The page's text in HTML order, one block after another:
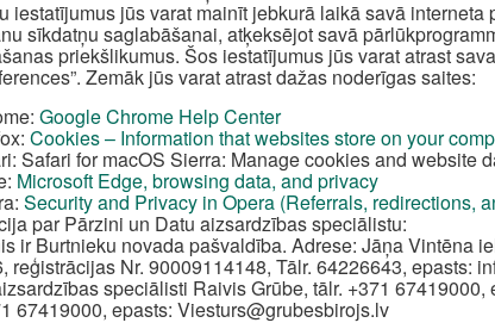
iestatījumus jūs varat mainīt jebkurā laikā savā
sīkdatņu saglabāšanai, atķeksējot savā
priekšlikumus. Šos iestatījumus jūs varat atrast
Zemāk jūs varat atrast dažas noderīgas saites:
Google Chrome Help Center
Cookies – Information that websites store on your
Safari for macOS Sierra: Manage cookies and website
Microsoft Edge, browsing data, and privacy
Security and Privacy in Opera (Referrals, redirections,
par Pārzini un Datu aizsardzības speciālistu:
ir Burtnieku novada pašvaldība. Adrese: Jāņa Vintēna
reģistrācijas Nr. 90009114148, Tālr. 64226643, epasts:
speciālisti Raivis Grūbe, tālr. +371 67419000,
67419000, epasts: Viesturs@grubesbirojs.lv